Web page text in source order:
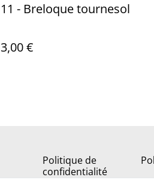
11 - Breloque tournesol
3,00 €
Politique de
confidentialité